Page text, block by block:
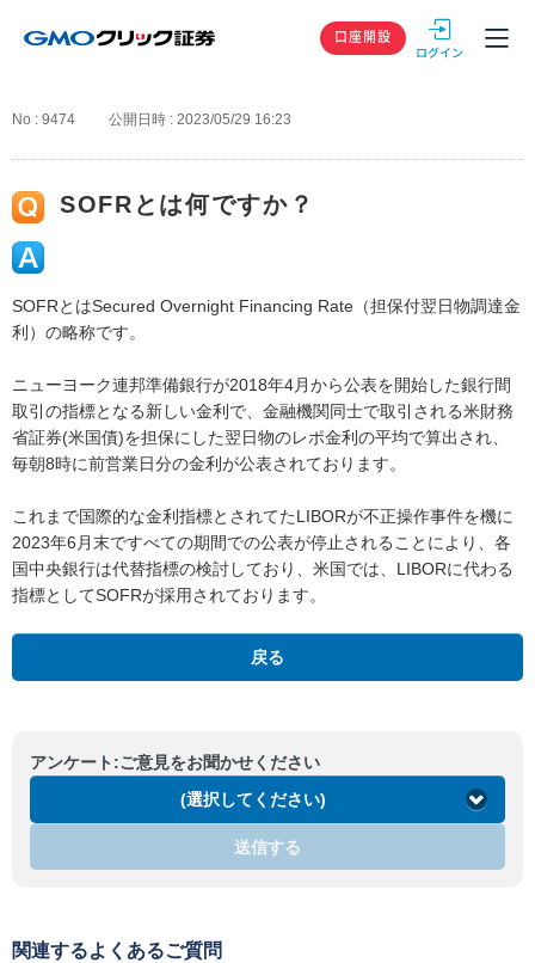
GMOクリック
口座開設
No : 9474 公開日時 : 2023/05/29 16:23
SOFRとは何ですか？
SOFRとはSecured Overnight Financing Rate（担保付翌日物調達金
利）の略称です。
ニューヨーク連邦準備銀行が2018年4月から公表を開始した銀行間
取引の指標となる新しい金利で、金融機関同士で取引される米財務
省証券(米国債)を担保にした翌日物のレポ金利の平均で算出され、
毎朝8時に前営業日分の金利が公表されております。
これまで国際的な金利指標とされてたLIBORが不正操作事件を機に
2023年6月末ですべての期間での公表が停止されることにより、各
国中央銀行は代替指標の検討しており、米国では、LIBORに代わる
指標としてSOFRが採用されております。
戻る
アンケート:ご意見をお聞かせください
(選択してください)
送信する
関連するよくあるご質問